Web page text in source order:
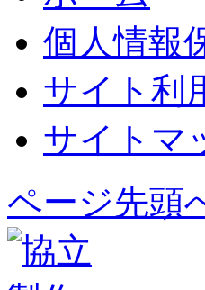
個人情報
サイト利
サイトマ
ページ先頭